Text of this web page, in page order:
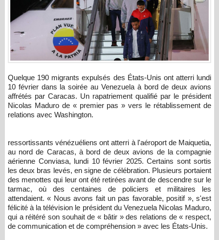
Quelque 190 migrants expulsés des États-Unis ont atterri lundi
10 février dans la soirée au Venezuela à bord de deux avions
affrétés par Caracas. Un rapatriement qualifié par le président
Nicolas Maduro de « premier pas » vers le rétablissement de
relations avec Washington.
ressortissants vénézuéliens ont atterri à l'aéroport de Maiquetia,
au nord de Caracas, à bord de deux avions de la compagnie
aérienne Conviasa, lundi 10 février 2025. Certains sont sortis
les deux bras levés, en signe de célébration. Plusieurs portaient
des menottes qui leur ont été retirées avant de descendre sur le
tarmac, où des centaines de policiers et militaires les
attendaient. « Nous avons fait un pas favorable, positif », s'est
félicité à la télévision le président du Venezuela Nicolas Maduro,
qui a réitéré son souhait de « bâtir » des relations de « respect,
de communication et de compréhension » avec les États-Unis.